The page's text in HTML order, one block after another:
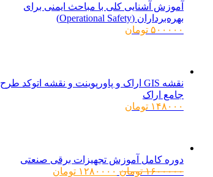
آموزش آشنایی کلی با مباحث ایمنی برای
بهره‌برداران (Operational Safety)
۵۰۰۰۰۰ تومان
نقشه GIS اراک و پاورپوینت و نقشه اتوکد طرح
جامع اراک
۱۴۸۰۰۰ تومان
دوره کامل آموزش تجهیزات برقی صنعتی
۱۶۰۰۰۰۰ تومان قیمت
۱۲۸۰۰۰۰ تومان